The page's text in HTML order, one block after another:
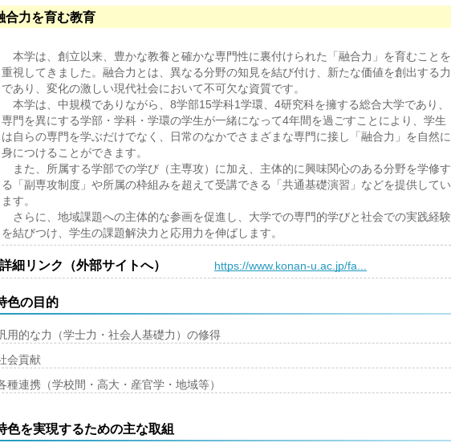
合力を育む教育
本学は、創立以来、豊かな教養と確かな専門性に裏付けられた「融合力」を育むことを
重視してきました。融合力とは、異なる分野の知見を結び付け、新たな価値を創出する力
であり、変化の激しい現代社会において不可欠な資質です。
本学は、中規模でありながら、8学部15学科1学環、4研究科を擁する総合大学であり、
専門を異にする学部・学科・学環の学生が一緒になって4年間を過ごすことにより、学生
は自らの専門を学ぶだけでなく、日常のなかでさまざまな専門に接し「融合力」を自然に
身につけることができます。
また、所属する学部での学び（主専攻）に加え、主体的に興味関心のある分野を学修す
る「副専攻制度」や所属の枠組みを超えて受講できる「共通基礎演習」などを提供してい
ます。
さらに、地域課題への主体的な参画を促進し、大学での専門的学びと社会での実践経験
を結びつけ、学生の課題解決力と応用力を伸ばします。
詳細リンク（外部サイトへ） https://www.konan-u.ac.jp/fa...
色の目的
用的な力（学士力・社会人基礎力）の修得
会貢献
種連携（学校間・高大・産官学・地域等）
色を実現するための主な取組